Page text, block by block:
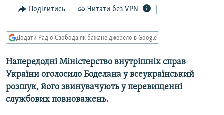
СПОРТ
УКРАЇНА
ТИ ЯК?
СХЕМИ
МУЛЬТИМЕДІА
ФОТО
СПЕЦПРОЄКТИ
Поділитись Читати без VPN
Додати Радіо Свобода як бажане джерело в Google
Напередодні Міністерство внутрішніх справ
України оголосило Боделана у всеукраїнський
розшук, його звинувачують у перевищенні
службових повноважень.